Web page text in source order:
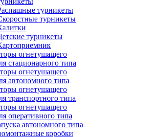
турникеты
турникеты
турникеты
огнетушащего
стационарного типа
огнетушащего
автономного типа
огнетушащего
транспортного типа
огнетушащего
оперативного типа
автономного типа
коробки